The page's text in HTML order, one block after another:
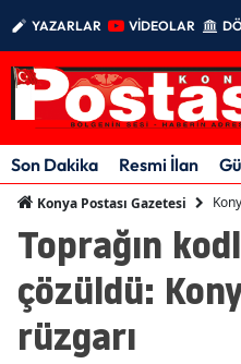
YAZARLAR VİDEOLAR
Son Dakika Resmi İlan
Konya Postası Gazetesi
Toprağın
çözüldü:
rüzgarı